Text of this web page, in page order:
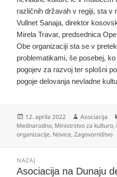
različnih državah v regiji, sta v
Vullnet Sanaja, direktor
Mirela Travar, predsednica
Obe organizaciji sta se v
problematikami, še posebej,
pogojev za razvoj ter splošni
pogoje delovanja nevladne
Objavljeno
dne
12. aprila 2022 Avtor
Asociacija
Mednarodno, Ministrstvo za kulturo,
organizacije, Novice,Zagovorništvo
prispevka
NAZAJ
Prejšnji
Asociacija na Dunaju